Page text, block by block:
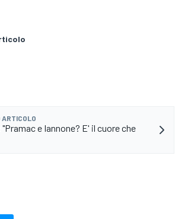
ARTICOLO
e Iannone? E' il cuore che